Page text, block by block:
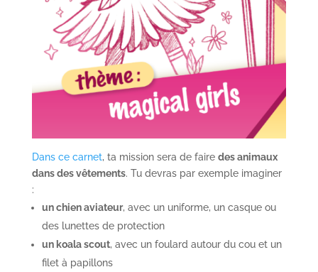
Dans ce carnet, ta mission sera de faire des animaux
dans des vêtements. Tu devras par exemple imaginer
:
un chien aviateur, avec un uniforme, un casque ou
des lunettes de protection
un koala scout, avec un foulard autour du cou et un
filet à papillons